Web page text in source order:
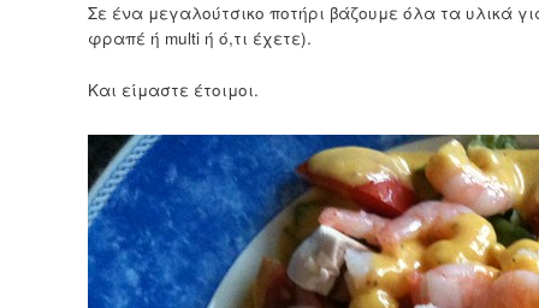
Σε ένα μεγαλούτσικο ποτήρι βάζουμε όλα τα υλικά
φραπέ ή multi ή ό,τι έχετε).
Και είμαστε έτοιμοι.